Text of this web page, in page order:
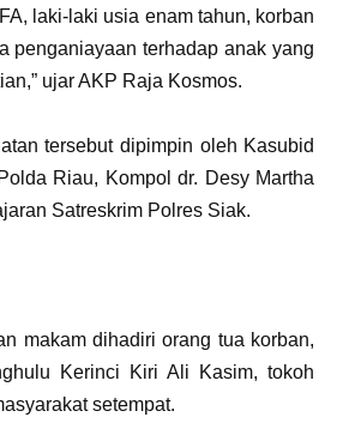
laki-laki usia enam tahun, korban
penganiayaan terhadap anak yang
ujar AKP Raja Kosmos.
tersebut dipimpin oleh Kasubid
Riau, Kompol dr. Desy Martha
Satreskrim Polres Siak.
makam dihadiri orang tua korban,
Kerinci Kiri Ali Kasim, tokoh
setempat.